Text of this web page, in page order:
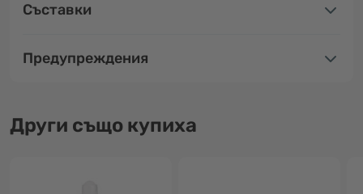
Съставки
Предупреждения
Други също купиха